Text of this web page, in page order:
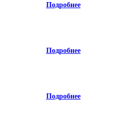
Подробнее
Подробнее
Подробнее